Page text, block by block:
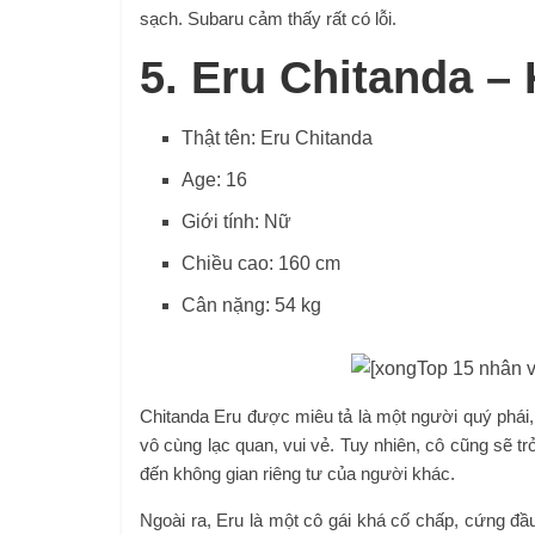
sạch. Subaru cảm thấy rất có lỗi.
5. Eru Chitanda –
Thật tên: Eru Chitanda
Age: 16
Giới tính: Nữ
Chiều cao: 160 cm
Cân nặng: 54 kg
Chitanda Eru được miêu tả là một người quý
vô cùng lạc quan, vui vẻ. Tuy nhiên, cô cũng sẽ
đến không gian riêng tư của người khác.
Ngoài ra, Eru là một cô gái khá cố chấp, cứng